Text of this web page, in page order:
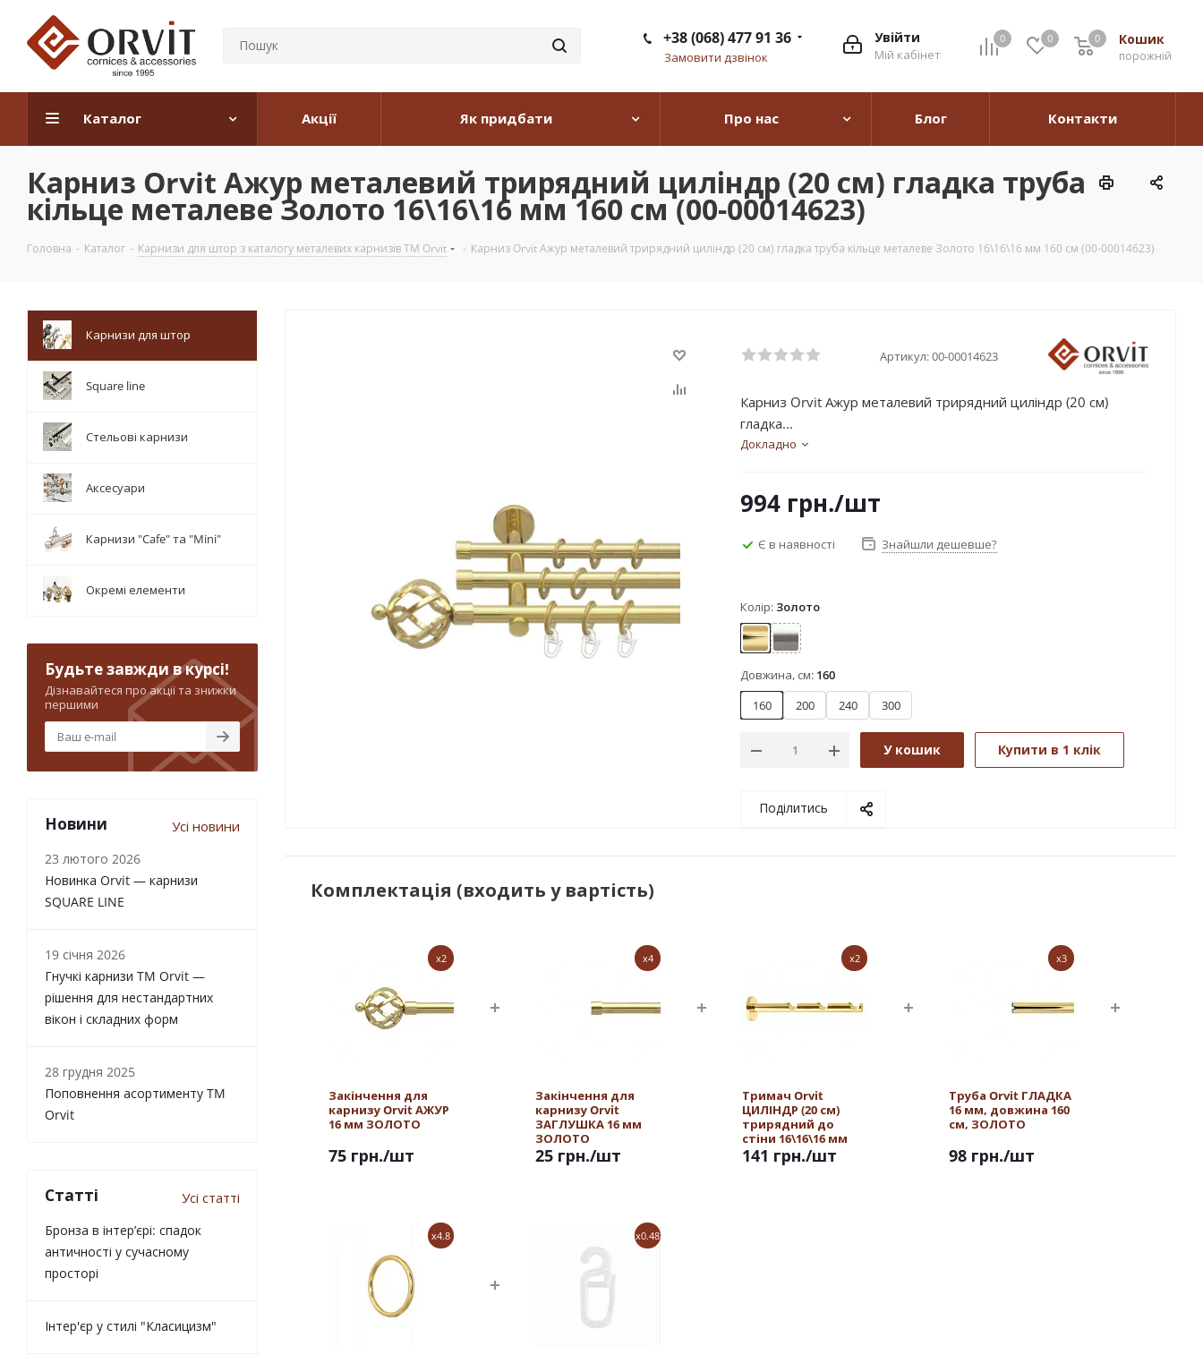
0 0 Кошик
0
порожній
0
Увійти
Мій кабінет
+38 (068) 477 91 36
Замовити дзвінок
Каталог Акції Як придбати Про нас Блог Контакти
Карниз Orvit Ажур металевий трирядний циліндр (20 см) гладка труба
кільце металеве Золото 16\16\16 мм 160 см (00-00014623)
Головна - Каталог - Карнизи для штор з каталогу металевих карнизів TM Orvit - Карниз Orvit Ажур металевий трирядний циліндр (20 см) гладка труба кільце металеве Золото 16\16\16 мм 160 см (00-00014623)
Артикул:00-00014623
Карниз Orvit Ажур металевий трирядний циліндр (20 см)
гладка...
Докладно
994 грн./шт
Є в наявності Знайшли дешевше?
Колір: Золото
ЗолотоНержавіюча сталь
Довжина, см: 160
160
200 240 300
У кошик Купити в 1 клік
Поділитись
Комплектація (входить у вартість)
x2
Закінчення для
карнизу Orvit АЖУР
16 мм ЗОЛОТО
75 грн./шт
x4
Закінчення для
карнизу Orvit
ЗАГЛУШКА 16 мм
ЗОЛОТО
25 грн./шт
x2
Тримач Orvit
ЦИЛІНДР (20 см)
трирядний до
стіни 16\16\16 мм
ЗОЛОТО
141 грн./шт
x3
Труба Orvit ГЛАДКА
16 мм, довжина 160
см, ЗОЛОТО
98 грн./шт
x4.8 x0.48
Карнизи для штор
Square line
Стельові карнизи
Аксесуари
Карнизи "Cafe" та "Mini"
Окремі елементи
Будьте завжди в курсі!
Дізнавайтеся про акції та знижки
першими
Новини Усі новини
23 лютого 2026
Новинка Orvit — карнизи
SQUARE LINE
19 січня 2026
Гнучкі карнизи TM Orvit —
рішення для нестандартних
вікон і складних форм
28 грудня 2025
Поповнення асортименту TM
Orvit
Статті Усі статті
Бронза в інтер’єрі: спадок
античності у сучасному
просторі
Інтер'єр у стилі "Класицизм"